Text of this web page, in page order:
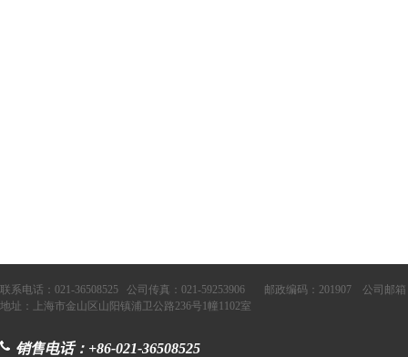
销售电话：+86-021-36508525
联系电话：021-36508525 公司传真：021-59253906 邮政编码：201907 公司邮
地址：上海市金山区山阳镇浦卫公路236号1幢1102室